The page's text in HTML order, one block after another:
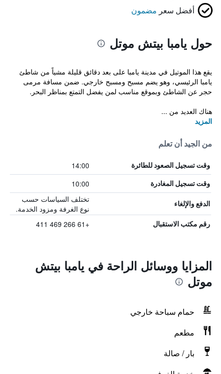
أفضل سعر مضمون
حول يامبا بيتش موتل
يقع هذا الموتيل في مدينة يامبا على بعد دقائق قليلة مشياً من شاطئ
يامبا الرئيسي، وهو يضم مسبح ومسبح خارجي. ضمن مسافة مرمى
حجر عن الشاطئ وبموقع مناسب لمن يفضل التمتع بمناظر البحر.
هناك العديد من ...
المزيد
من الجيد أن تعلم
وقت تسجيل الصعود للطائرة 14:00
وقت تسجيل المغادرة 10:00
الدفع والإلغاء
تختلف السياسات حسب
نوع الغرفة ومزود الخدمة.
رقم مكتب الاستقبال +61 266 469 411
المزايا ووسائل الراحة في يامبا بيتش
موتل
حمام سباحة خارجي
مطعم
بار / صالة